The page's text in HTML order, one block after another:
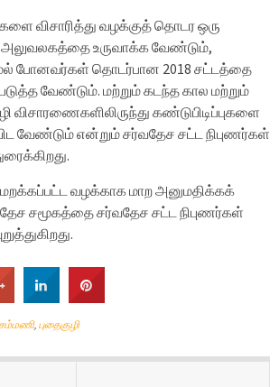
விசாரித்து வழக்குத் தொடர ஒரு
அலுவலகத்தை உருவாக்க வேண்டும்,
போனவர்கள் தொடர்பான 2018 சட்டத்தை
வேண்டும். மற்றும் கடந்த கால மற்றும்
விசாரணைகளிலிருந்து கண்டுபிடிப்புகளை
வேண்டும் என்றும் சர்வதேச சட்ட நிபுணர்கள்
வழக்காக மாற அனுமதிக்கக்
சமூகத்தை சர்வதேச சட்ட நிபுணர்கள்
, புதைகுழி